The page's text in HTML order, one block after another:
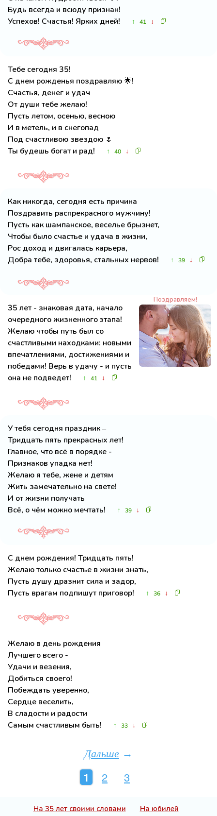
Будь всегда и всюду признан!
Успехов! Счастья! Ярких дней!
↑ 41 ↓
Тебе сегодня 35!
С днем рожденья поздравляю 🌟!
Счастья, денег и удач
От души тебе желаю!
Пусть летом, осенью, весною
И в метель, и в снегопад
Под счастливою звездою 🌷
Ты будешь богат и рад!
↑ 40 ↓
Как никогда, сегодня есть причина
Поздравить распрекрасного мужчину!
Пусть как шампанское, веселье брызнет,
Чтобы было счастье и удача в жизни,
Рос доход и двигалась карьера,
Добра тебе, здоровья, стальных нервов!
↑ 39 ↓
Поздравляем!
35 лет - знаковая дата, начало
очередного жизненного этапа!
Желаю чтобы путь был со
счастливыми находками: новыми
впечатлениями, достижениями и
победами! Верь в удачу - и пусть
она не подведет!
↑ 41 ↓
У тебя сегодня праздник –
Тридцать пять прекрасных лет!
Главное, что всё в порядке -
Признаков упадка нет!
Желаю я тебе, жене и детям
Жить замечательно на свете!
И от жизни получать
Всё, о чём можно мечтать!
↑ 39 ↓
С днем рождения! Тридцать пять!
Желаю только счастье в жизни знать,
Пусть душу дразнит сила и задор,
Пусть врагам подпишут приговор!
↑ 36 ↓
Желаю в день рождения
Лучшего всего -
Удачи и везения,
Добиться своего!
Побеждать уверенно,
Сердце веселить,
В сладости и радости
Самым счастливым быть!
↑ 33 ↓
Дальше →
1 2 3
На 35 лет своими словами
На юбилей